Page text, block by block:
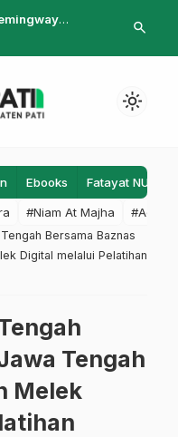
2022 LAZISNU
YPI
Ali Zainal
search
light_mode
Ebooks Fatayat NU
#Niam At Majha #Admin
Bersama Baznas
Digital melalui Pelatihan
Tengah
Melek